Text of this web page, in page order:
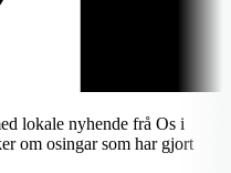
lokale nyhende frå Os i
om osingar som har gjort